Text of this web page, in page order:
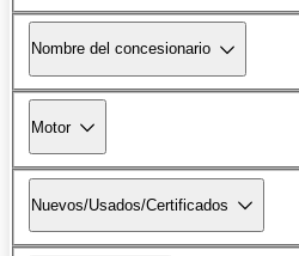
Nombre del concesionario
Motor
Nuevos/Usados/Certificados